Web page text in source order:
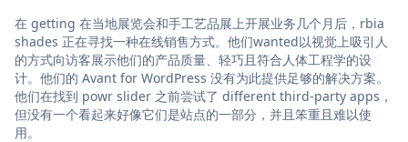
在 getting 在当地展览会和手工艺品展上开展业务几个月后，rbia
shades 正在寻找一种在线销售方式。他们wanted以视觉上吸引人
的方式向访客展示他们的产品质量、轻巧且符合人体工程学的设
计。他们的 Avant for WordPress 没有为此提供足够的解决方案。
他们在找到 powr slider 之前尝试了 different third-party apps，
但没有一个看起来好像它们是站点的一部分，并且笨重且难以使
用。